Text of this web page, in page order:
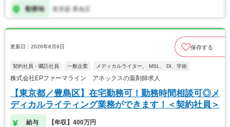
更新日：2026年8月6日 保存する
契約社員・嘱託社員 一般企業 メディカルライター、 MSL、 DI、学術
株式会社EPファーマライン アネックスの薬剤師求人
【東京都／豊島区】在宅勤務可！勤務時間相談可◎メ
ディカルライティング業務ができます！＜契約社員＞
給与 【年収】400万円